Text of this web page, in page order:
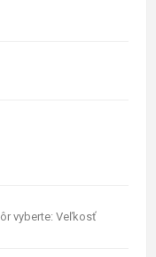
vyberte: Veľkosť